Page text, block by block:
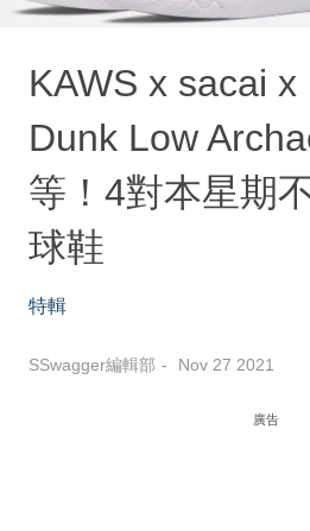
KAWS x sacai x
Dunk Low
等！4對本星期
球鞋
特輯
SSwagger編輯部 Nov 27 2021
廣告